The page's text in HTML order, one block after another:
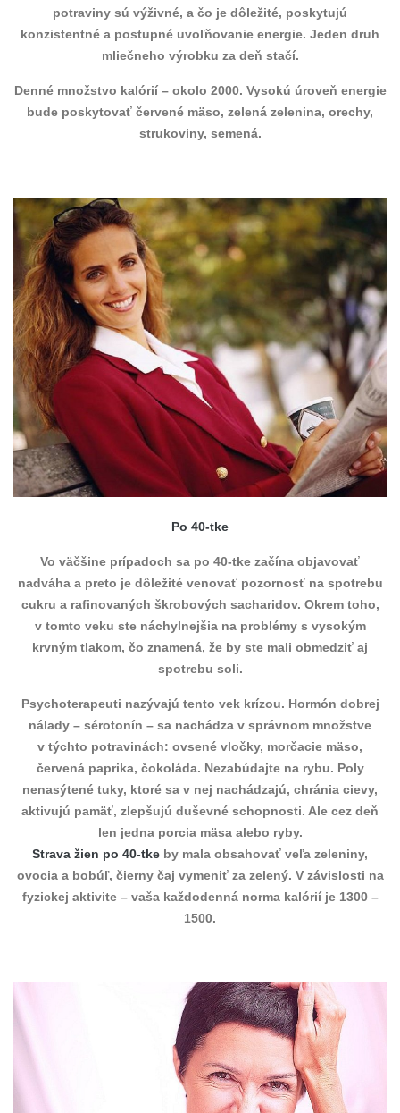
potraviny sú výživné, a čo je dôležité, poskytujú
konzistentné a postupné uvoľňovanie energie. Jeden druh
mliečneho výrobku za deň stačí.
Denné množstvo kalórií – okolo 2000. Vysokú úroveň energie
bude poskytovať červené mäso, zelená zelenina, orechy,
strukoviny, semená.
Po 40-tke
Vo väčšine prípadoch sa po 40-tke začína objavovať
nadváha a preto je dôležité venovať pozornosť na spotrebu
cukru a rafinovaných škrobových sacharidov. Okrem toho,
v tomto veku ste náchylnejšia na problémy s vysokým
krvným tlakom, čo znamená, že by ste mali obmedziť aj
spotrebu soli.
Psychoterapeuti nazývajú tento vek krízou. Hormón dobrej
nálady – sérotonín – sa nachádza v správnom množstve
v týchto potravinách: ovsené vločky, morčacie mäso,
červená paprika, čokoláda. Nezabúdajte na rybu. Poly
nenasýtené tuky, ktoré sa v nej nachádzajú, chránia cievy,
aktivujú pamäť, zlepšujú duševné schopnosti. Ale cez deň
len jedna porcia mäsa alebo ryby.
Strava žien po 40-tke by mala obsahovať veľa zeleniny,
ovocia a bobúľ, čierny čaj vymeniť za zelený. V závislosti na
fyzickej aktivite – vaša každodenná norma kalórií je 1300 –
1500.